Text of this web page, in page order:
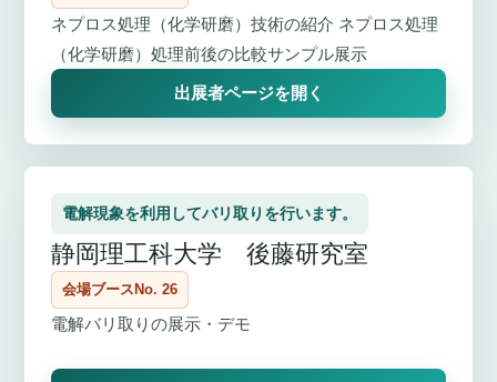
ネプロス処理（化学研磨）技術の紹介 ネプロス処理
（化学研磨）処理前後の比較サンプル展示
出展者ページを開く
電解現象を利用してバリ取りを行います。
静岡理工科大学 後藤研究室
会場ブースNo. 26
電解バリ取りの展示・デモ